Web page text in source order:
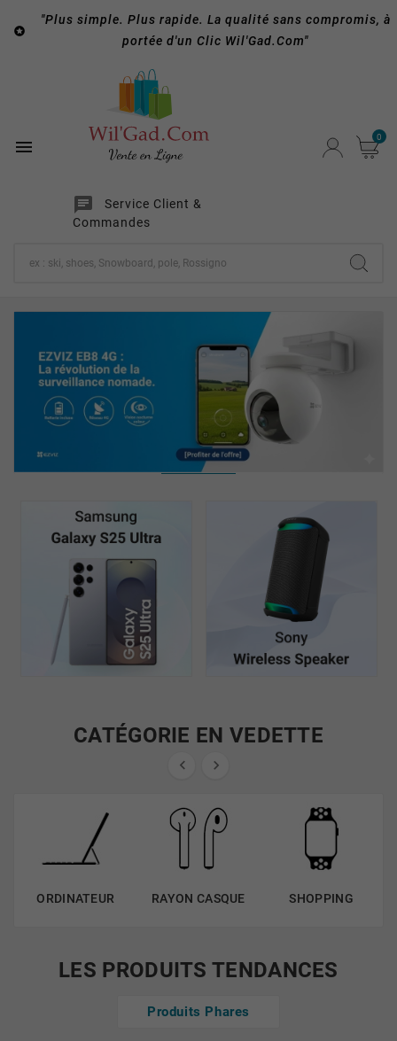

"Plus simple. Plus rapide. La qualité sans compromis, à
portée d'un Clic Wil'Gad.Com"

chat
Service Client &
Commandes
0
CATÉGORIE EN VEDETTE
 
ORDINATEUR RAYON CASQUE SHOPPING
LES PRODUITS TENDANCES
Produits Phares